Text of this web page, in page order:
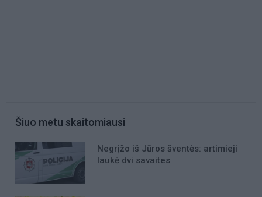
Šiuo metu skaitomiausi
Negrįžo iš Jūros šventės: artimieji
laukė dvi savaites